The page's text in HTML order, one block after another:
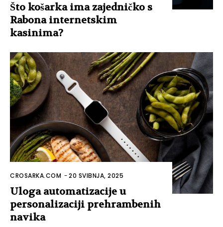
Što košarka ima zajedničko s
Rabona internetskim
kasinima?
CROSARKA.COM -20 SVIBNJA, 2025
Uloga automatizacije u
personalizaciji prehrambenih
navika